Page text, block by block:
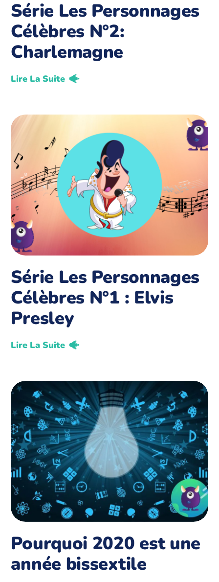
Série Les Personnages
Célèbres N°2:
Charlemagne
Lire La Suite
Série Les Personnages
Célèbres N°1 : Elvis
Presley
Lire La Suite
Pourquoi 2020 est une
année bissextile